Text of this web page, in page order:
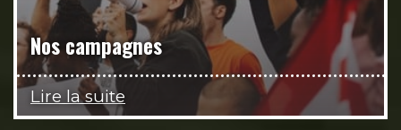
Nos campagnes
Lire la suite